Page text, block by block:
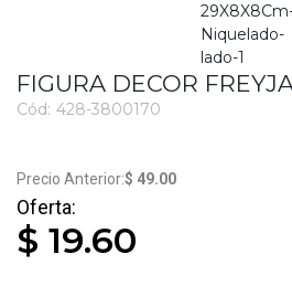
FIGURA DECOR
Cód: 428-3800170
$ 49.00
$ 19.60